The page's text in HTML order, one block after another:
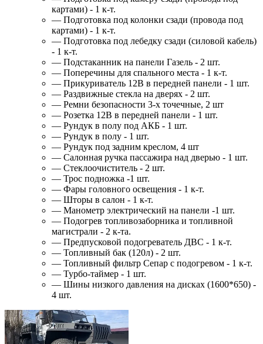
картами) - 1 к-т.
— Подготовка под колонки сзади (провода под
картами) - 1 к-т.
— Подготовка под лебедку сзади (силовой кабель)
- 1 к-т.
— Подстаканник на панели Газель - 2 шт.
— Поперечины для спального места - 1 к-т.
— Прикуриватель 12В в передней панели - 1 шт.
— Раздвижные стекла на дверях - 2 шт.
— Ремни безопасности 3-х точечные, 2 шт
— Розетка 12В в передней панели - 1 шт.
— Рундук в полу под АКБ - 1 шт.
— Рундук в полу - 1 шт.
— Рундук под задним креслом, 4 шт
— Салонная ручка пассажира над дверью - 1 шт.
— Стеклоочиститель - 2 шт.
— Трос подножка -1 шт.
— Фары головного освещения - 1 к-т.
— Шторы в салон - 1 к-т.
— Манометр электрический на панели -1 шт.
— Подогрев топливозаборника и топливной
магистрали - 2 к-та.
— Предпусковой подогреватель ДВС - 1 к-т.
— Топливный бак (120л) - 2 шт.
— Топливный фильтр Сепар с подогревом - 1 к-т.
— Турбо-таймер - 1 шт.
— Шины низкого давления на дисках (1600*650) -
4 шт.